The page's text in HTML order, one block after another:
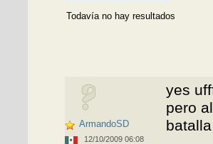
Todavía no hay resultados
ArmandoSD
12/10/2009 06:08
yes
pero